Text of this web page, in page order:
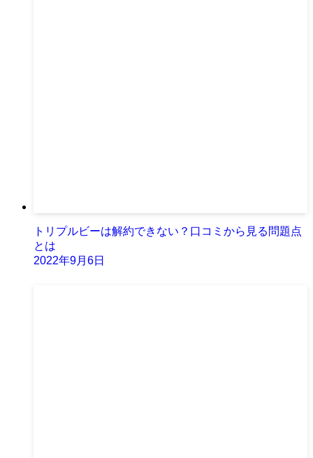
トリプルビーは解約できない？口コミから見る問題点
とは
2022年9月6日